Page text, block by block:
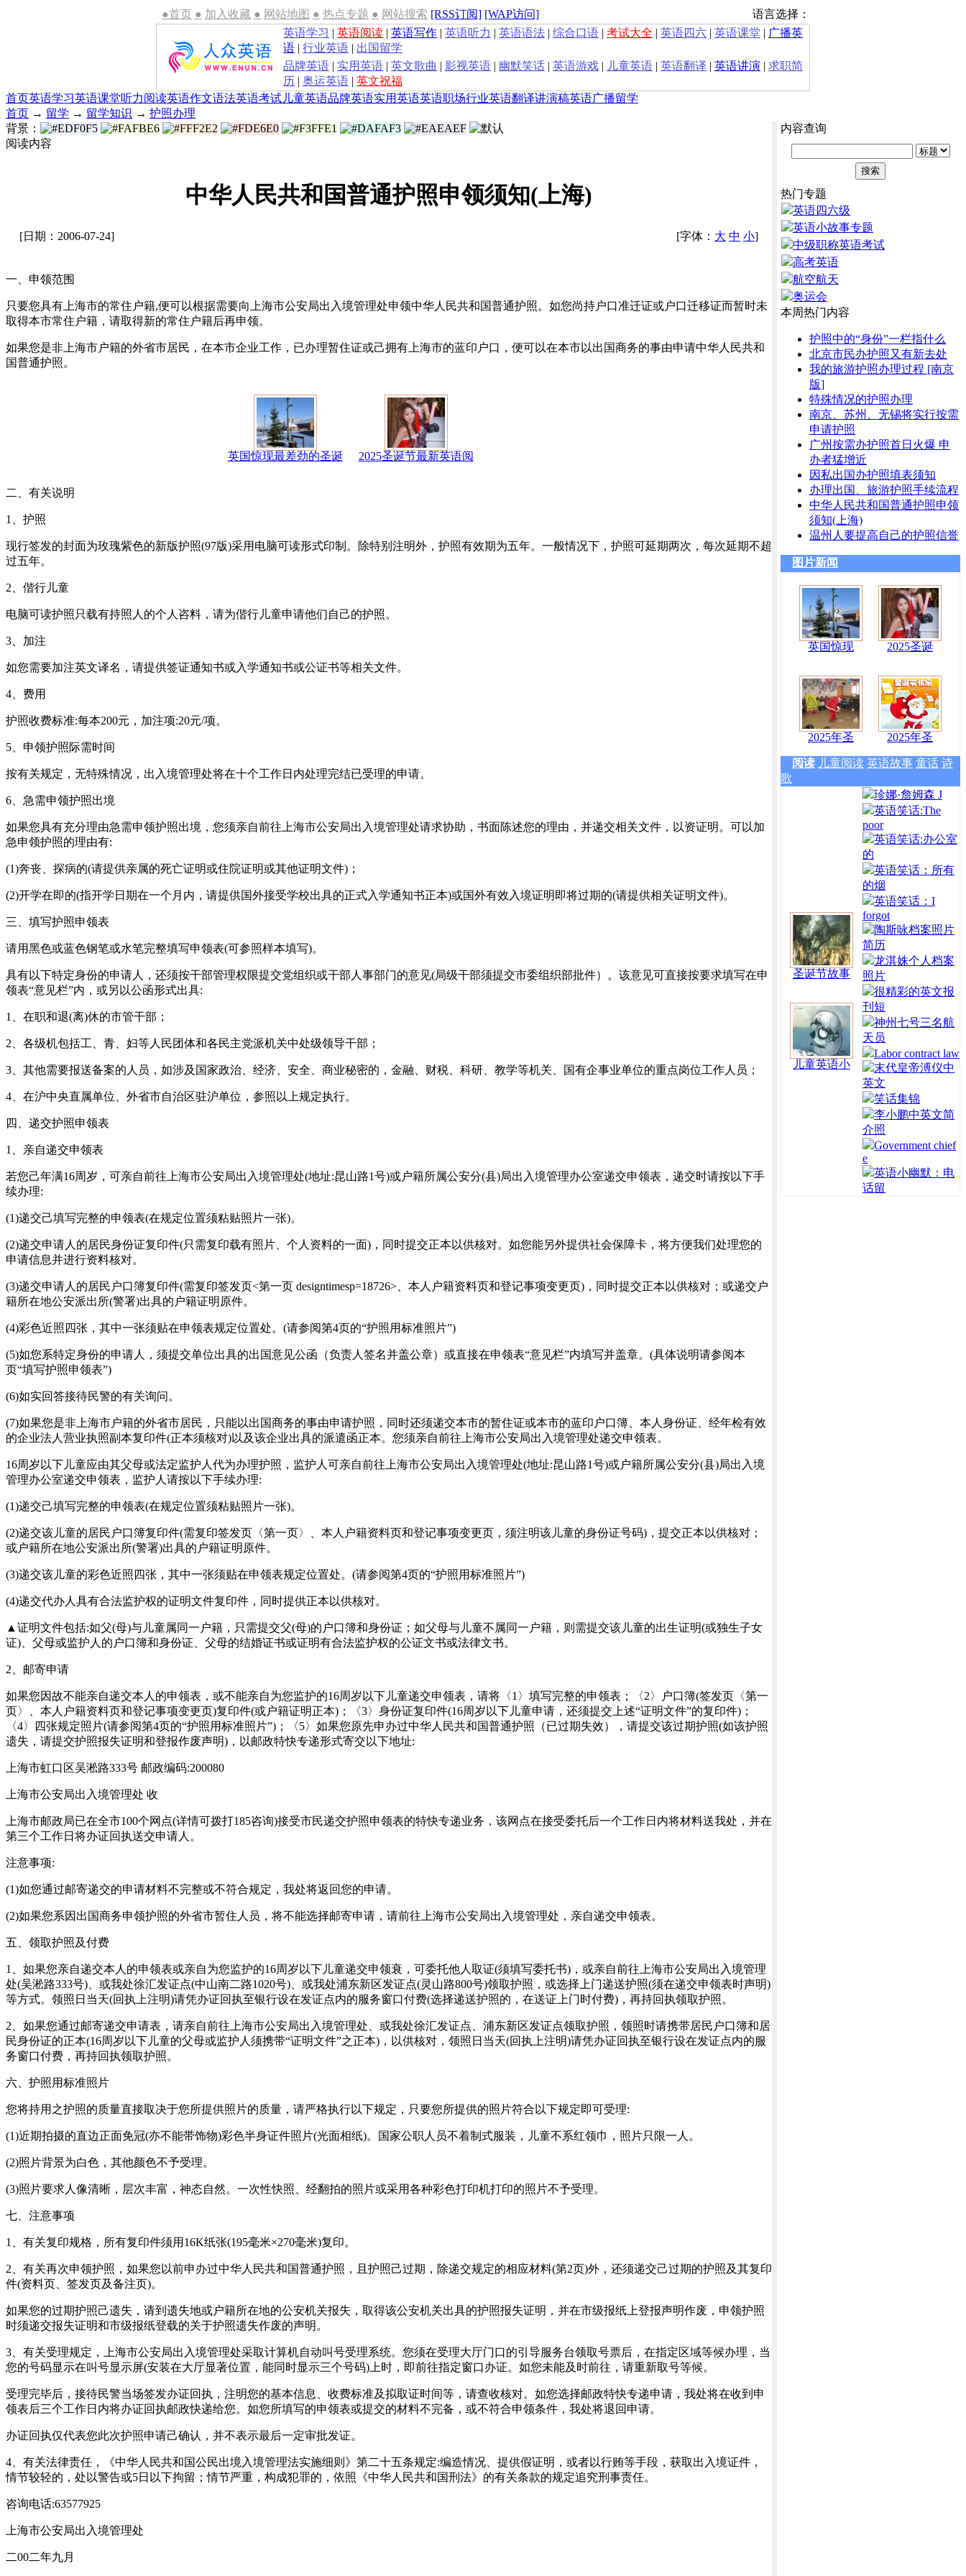
●首页 ● 加入收藏 ● 网站地图 ● 热点专题 ● 网站搜索 [RSS订阅] [WAP访问]
语言选择：
英语学习 | 英语阅读 | 英语写作 | 英语听力 | 英语语法 | 综合口语 | 考试大全 | 英语四六 | 英语课堂 | 广播英
语 | 行业英语 | 出国留学
品牌英语 | 实用英语 | 英文歌曲 | 影视英语 | 幽默笑话 | 英语游戏 | 儿童英语 | 英语翻译 | 英语讲演 | 求职简
历 | 奥运英语 | 英文祝福
首页英语学习英语课堂听力阅读英语作文语法英语考试 儿童英语品牌英语实用英语英语职场行业英语翻译讲演稿英语广播留学
首页 → 留学 → 留学知识 → 护照办理
背景：
阅读内容
中华人民共和国普通护照申领须知(上海)
[日期：2006-07-24] [字体： 大 中 小]
一、申领范围
只要您具有上海市的常住户籍,便可以根据需要向上海市公安局出入境管理处申领中华人民共和国普通护照。如您尚持户口准迁证或户口迁移证而暂时未
取得本市常住户籍，请取得新的常住户籍后再申领。
如果您是非上海市户籍的外省市居民，在本市企业工作，已办理暂住证或己拥有上海市的蓝印户口，便可以在本市以出国商务的事由申请中华人民共和
国普通护照。
英国惊现最差劲的圣诞 2025圣诞节最新英语阅
二、有关说明
1、护照
现行签发的封面为玫瑰紫色的新版护照(97版)采用电脑可读形式印制。除特别注明外，护照有效期为五年。一般情况下，护照可延期两次，每次延期不超
过五年。
2、偕行儿童
电脑可读护照只载有持照人的个人咨料，请为偕行儿童申请他们自己的护照。
3、加注
如您需要加注英文译名，请提供签证通知书或入学通知书或公证书等相关文件。
4、费用
护照收费标准:每本200元，加注项:20元/项。
5、申领护照际需时间
按有关规定，无特殊情况，出入境管理处将在十个工作日内处理完结已受理的申请。
6、急需申领护照出境
如果您具有充分理由急需申领护照出境，您须亲自前往上海市公安局出入境管理处请求协助，书面陈述您的理由，并递交相关文件，以资证明。可以加
急申领护照的理由有:
(1)奔丧、探病的(请提供亲属的死亡证明或住院证明或其他证明文件)；
(2)开学在即的(指开学日期在一个月内，请提供国外接受学校出具的正式入学通知书正本)或国外有效入境证明即将过期的(请提供相关证明文件)。
三、填写护照申领表
请用黑色或蓝色钢笔或水笔完整填写申领表(可参照样本填写)。
具有以下特定身份的申请人，还须按干部管理权限提交党组织或干部人事部门的意见(局级干部须提交市委组织部批件）。该意见可直接按要求填写在申
领表“意见栏”内，或另以公函形式出具:
1、在职和退(离)休的市管干部；
2、各级机包括工、青、妇等人民团体和各民主党派机关中处级领导干部；
3、其他需要报送备案的人员，如涉及国家政治、经济、安全、商业秘密的，金融、财税、科研、教学等机关、国有企事业单位的重点岗位工作人员；
4、在沪中央直属单位、外省市自治区驻沪单位，参照以上规定执行。
四、递交护照申领表
1、亲自递交申领表
若您己年满16周岁，可亲自前往上海市公安局出入境管理处(地址:昆山路1号)或户籍所属公安分(县)局出入境管理办公室递交申领表，递交时请按以下手
续办理:
(1)递交己填写完整的申领表(在规定位置须粘贴照片一张)。
(2)递交申请人的居民身份证复印件(只需复印载有照片、个人资料的一面)，同时提交正本以供核对。如您能另外提供社会保障卡，将方便我们处理您的
申请信息并进行资料核对。
(3)递交申请人的居民户口簿复印件(需复印签发页<第一页 designtimesp=18726>、本人户籍资料页和登记事项变更页)，同时提交正本以供核对；或递交户
籍所在地公安派出所(警署)出具的户籍证明原件。
(4)彩色近照四张，其中一张须贴在申领表规定位置处。(请参阅第4页的“护照用标准照片”)
(5)如您系特定身份的申请人，须提交单位出具的出国意见公函（负责人签名并盖公章）或直接在申领表“意见栏”内填写并盖章。(具体说明请参阅本
页“填写护照申领表”)
(6)如实回答接待民警的有关询问。
(7)如果您是非上海市户籍的外省市居民，只能以出国商务的事由申请护照，同时还须递交本市的暂住证或本市的蓝印户口簿、本人身份证、经年检有效
的企业法人营业执照副本复印件(正本须核对)以及该企业出具的派遣函正本。您须亲自前往上海市公安局出入境管理处递交申领表。
16周岁以下儿童应由其父母或法定监护人代为办理护照，监护人可亲自前往上海市公安局出入境管理处(地址:昆山路1号)或户籍所属公安分(县)局出入境
管理办公室递交申领表，监护人请按以下手续办理:
(1)递交己填写完整的申领表(在规定位置须粘贴照片一张)。
(2)递交该儿童的居民户口簿复印件(需复印签发页〈第一页〉、本人户籍资料页和登记事项变更页，须注明该儿童的身份证号码)，提交正本以供核对；
或户籍所在地公安派出所(警署)出具的户籍证明原件。
(3)递交该儿童的彩色近照四张，其中一张须贴在申领表规定位置处。(请参阅第4页的“护照用标准照片”)
(4)递交代办人具有合法监护权的证明文件复印件，同时提供正本以供核对。
▲证明文件包括:如父(母)与儿童属同一户籍，只需提交父(母)的户口簿和身份证；如父母与儿童不属同一户籍，则需提交该儿童的出生证明(或独生子女
证)、父母或监护人的户口簿和身份证、父母的结婚证书或证明有合法监护权的公证文书或法律文书。
2、邮寄申请
如果您因故不能亲自递交本人的申领表，或不能亲自为您监护的16周岁以下儿童递交申领表，请将〈1〉填写完整的申领表；〈2〉户口簿(签发页〈第一
页〉、本人户籍资料页和登记事项变更页)复印件(或户籍证明正本)；〈3〉身份证复印件(16周岁以下儿童申请，还须提交上述“证明文件”的复印件)；
〈4〉四张规定照片(请参阅第4页的“护照用标准照片”)；〈5〉如果您原先申办过中华人民共和国普通护照（已过期失效），请提交该过期护照(如该护照
遗失，请提交护照报失证明和登报作废声明)，以邮政特快专递形式寄交以下地址:
上海市虹口区吴淞路333号 邮政编码:200080
上海市公安局出入境管理处 收
上海市邮政局已在全市100个网点(详情可拨打185咨询)接受市民递交护照申领表的特快专递业务，该网点在接受委托后一个工作日内将材料送我处，并在
第三个工作日将办证回执送交申请人。
注意事项:
(1)如您通过邮寄递交的申请材料不完整或不符合规定，我处将返回您的申请。
(2)如果您系因出国商务申领护照的外省市暂住人员，将不能选择邮寄申请，请前往上海市公安局出入境管理处，亲自递交申领表。
五、领取护照及付费
1、如果您亲自递交本人的申领表或亲自为您监护的16周岁以下儿童递交申领衰，可委托他人取证(须填写委托书)，或亲自前往上海市公安局出入境管理
处(吴淞路333号)、或我处徐汇发证点(中山南二路1020号)、或我处浦东新区发证点(灵山路800号)领取护照，或选择上门递送护照(须在递交申领表时声明)
等方式。领照日当天(回执上注明)请凭办证回执至银行设在发证点内的服务窗口付费(选择递送护照的，在送证上门时付费)，再持回执领取护照。
2、如果您通过邮寄递交申请表，请亲自前往上海市公安局出入境管理处、或我处徐汇发证点、浦东新区发证点领取护照，领照时请携带居民户口簿和居
民身份证的正本(16周岁以下儿童的父母或监护人须携带“证明文件”之正本)，以供核对，领照日当天(回执上注明)请凭办证回执至银行设在发证点内的服
务窗口付费，再持回执领取护照。
六、护照用标准照片
您将持用之护照的质量直接取决于您所提供照片的质量，请严格执行以下规定，只要您所提供的照片符合以下规定即可受理:
(1)近期拍摄的直边正面免冠(亦不能带饰物)彩色半身证件照片(光面相纸)。国家公职人员不着制式服装，儿童不系红领巾，照片只限一人。
(2)照片背景为白色，其他颜色不予受理。
(3)照片要求人像清晰，层次丰富，神态自然。一次性快照、经翻拍的照片或采用各种彩色打印机打印的照片不予受理。
七、注意事项
1、有关复印规格，所有复印件须用16K纸张(195毫米×270毫米)复印。
2、有关再次申领护照，如果您以前申办过中华人民共和国普通护照，且护照己过期，除递交规定的相应材料(第2页)外，还须递交己过期的护照及其复印
件(资料页、签发页及备注页)。
如果您的过期护照己遗失，请到遗失地或户籍所在地的公安机关报失，取得该公安机关出具的护照报失证明，并在市级报纸上登报声明作废，申领护照
时须递交报失证明和市级报纸登载的关于护照遗失作废的声明。
3、有关受理规定，上海市公安局出入境管理处采取计算机自动叫号受理系统。您须在受理大厅门口的引导服务台领取号票后，在指定区域等候办理，当
您的号码显示在叫号显示屏(安装在大厅显著位置，能同时显示三个号码)上时，即前往指定窗口办证。如您未能及时前往，请重新取号等候。
受理完毕后，接待民警当场签发办证回执，注明您的基本信息、收费标准及拟取证时间等，请查收核对。如您选择邮政特快专递申请，我处将在收到申
领表后三个工作日内将办证回执邮政快递给您。如您所填写的申领表或提交的材料不完备，或不符合申领条件，我处将退回申请。
办证回执仅代表您此次护照申请己确认，并不表示最后一定审批发证。
4、有关法律责任，《中华人民共和国公民出境入境管理法实施细则》第二十五条规定:编造情况、提供假证明，或者以行贿等手段，获取出入境证件，
情节较轻的，处以警告或5日以下拘留；情节严重，构成犯罪的，依照《中华人民共和国刑法》的有关条款的规定追究刑事责任。
咨询电话:63577925
上海市公安局出入境管理处
二00二年九月
内容查询
热门专题
英语四六级
英语小故事专题
中级职称英语考试
高考英语
航空航天
奥运会
本周热门内容
护照中的“身份”一栏指什么
北京市民办护照又有新去处
我的旅游护照办理过程 [南京
版]
特殊情况的护照办理
南京、苏州、无锡将实行按需
申请护照
广州按需办护照首日火爆 申
办者猛增近
因私出国办护照填表须知
办理出国、旅游护照手续流程
中华人民共和国普通护照申领
须知(上海)
温州人要提高自己的护照信誉
图片新闻
英国惊现 2025圣诞
2025年圣 2025年圣
阅读 儿童阅读 英语故事 童话 诗
歌
圣诞节故事
儿童英语小
珍娜·詹姆森 J
英语笑话:The
poor
英语笑话:办公室
的
英语笑话：所有
的烟
英语笑话：I
forgot
陶斯咏档案照片
简历
龙淇姝个人档案
照片
很精彩的英文报
刊短
神州七号三名航
天员
Labor contract law
末代皇帝溥仪中
英文
笑话集锦
李小鹏中英文简
介照
Government chief
e
英语小幽默：电
话留